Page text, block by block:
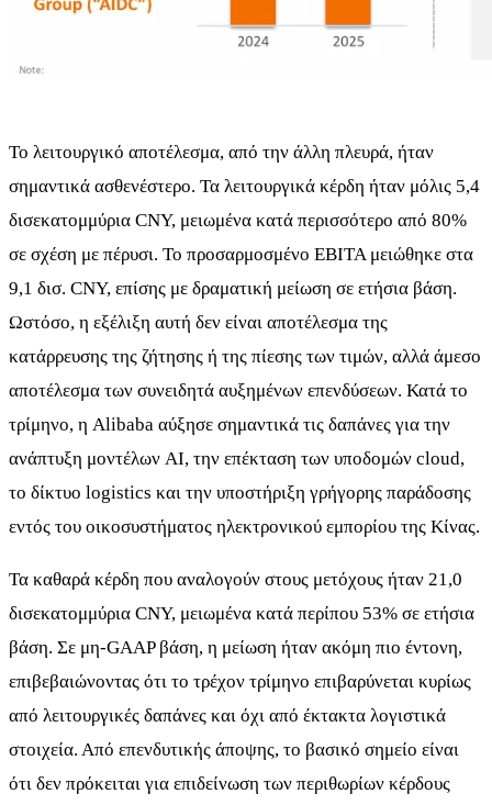
Το λειτουργικό αποτέλεσμα, από την άλλη πλευρά, ήταν
σημαντικά ασθενέστερο. Τα λειτουργικά κέρδη ήταν μόλις 5,4
δισεκατομμύρια CNY, μειωμένα κατά περισσότερο από 80%
σε σχέση με πέρυσι. Το προσαρμοσμένο EBITA μειώθηκε στα
9,1 δισ. CNY, επίσης με δραματική μείωση σε ετήσια βάση.
Ωστόσο, η εξέλιξη αυτή δεν είναι αποτέλεσμα της
κατάρρευσης της ζήτησης ή της πίεσης των τιμών, αλλά άμεσο
αποτέλεσμα των συνειδητά αυξημένων επενδύσεων. Κατά το
τρίμηνο, η Alibaba αύξησε σημαντικά τις δαπάνες για την
ανάπτυξη μοντέλων AI, την επέκταση των υποδομών cloud,
το δίκτυο logistics και την υποστήριξη γρήγορης παράδοσης
εντός του οικοσυστήματος ηλεκτρονικού εμπορίου της Κίνας.
Τα καθαρά κέρδη που αναλογούν στους μετόχους ήταν 21,0
δισεκατομμύρια CNY, μειωμένα κατά περίπου 53% σε ετήσια
βάση. Σε μη-GAAP βάση, η μείωση ήταν ακόμη πιο έντονη,
επιβεβαιώνοντας ότι το τρέχον τρίμηνο επιβαρύνεται κυρίως
από λειτουργικές δαπάνες και όχι από έκτακτα λογιστικά
στοιχεία. Από επενδυτικής άποψης, το βασικό σημείο είναι
ότι δεν πρόκειται για επιδείνωση των περιθωρίων κέρδους